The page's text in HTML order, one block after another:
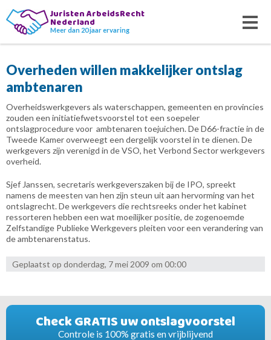
Juristen ArbeidsRecht
Nederland
Meer dan 20 jaar ervaring
Overheden willen makkelijker ontslag
ambtenaren
Overheidswerkgevers als waterschappen, gemeenten en provincies
zouden een initiatiefwetsvoorstel tot een soepeler
ontslagprocedure voor ambtenaren toejuichen. De D66-fractie in de
Tweede Kamer overweegt een dergelijk voorstel in te dienen. De
werkgevers zijn verenigd in de VSO, het Verbond Sector werkgevers
overheid.
Sjef Janssen, secretaris werkgeverszaken bij de IPO, spreekt
namens de meesten van hen zijn steun uit aan hervorming van het
ontslagrecht. De werkgevers die rechtsreeks onder het kabinet
ressorteren hebben een wat moeilijker positie, de zogenoemde
Zelfstandige Publieke Werkgevers pleiten voor een verandering van
de ambtenarenstatus.
Geplaatst op donderdag, 7 mei 2009 om 00:00
Check GRATIS uw ontslagvoorstel
Controle is 100% gratis en vrijblijvend